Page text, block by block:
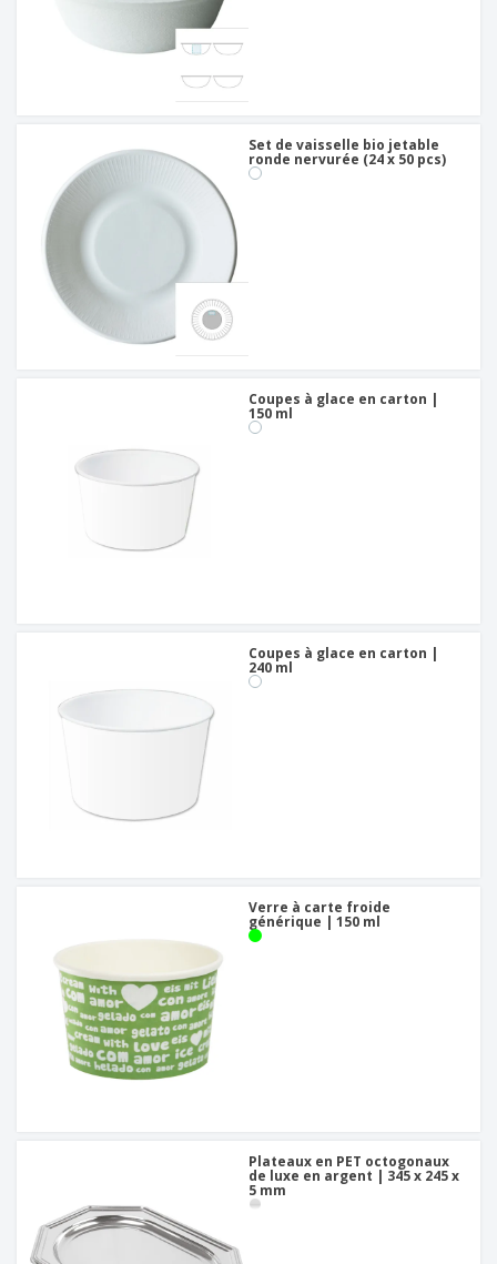
Set de vaisselle bio jetable
ronde nervurée (24 x 50 pcs)
Coupes à glace en carton |
150 ml
Coupes à glace en carton |
240 ml
Verre à carte froide
générique | 150 ml
Plateaux en PET octogonaux
de luxe en argent | 345 x 245 x
5 mm